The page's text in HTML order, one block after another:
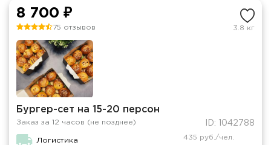
8 700 ₽
75 отзывов 3.8 кг
Бургер-сет на 15-20 персон
Заказ за 12 часов (не позднее) ID: 1042788
Логистика 435 руб./чел.